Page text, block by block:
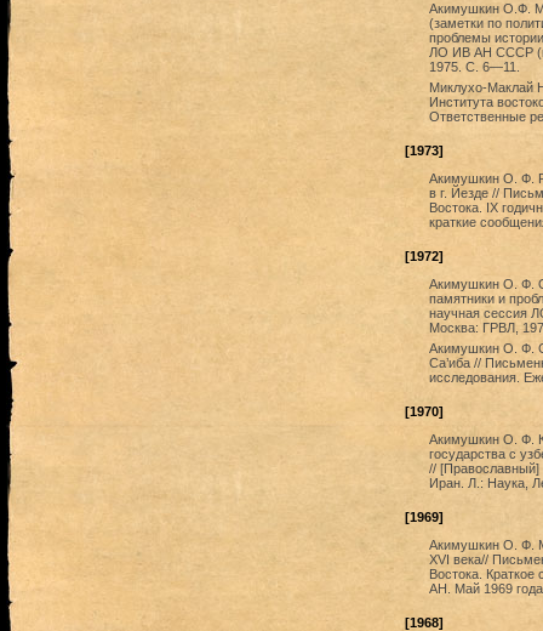
Акимушкин О.Ф.
(заметки по
проблемы
ЛО ИВ АН СССР
1975. С. 6—11.
Миклухо-Маклай
Института
Ответственные
[1973]
Акимушкин О. Ф.
в г. Йезде //
Востока. IX
краткие
[1972]
Акимушкин О. Ф.
памятники и
научная сессия
Москва: ГРВЛ,
Акимушкин О. Ф.
Са’иба //
исследования.
[1970]
Акимушкин О. Ф. К
государства с
// [Православный]
Иран. Л.: Наука,
[1969]
Акимушкин О. Ф.
ХVI века//
Востока.
АН. Май 1969
[1968]